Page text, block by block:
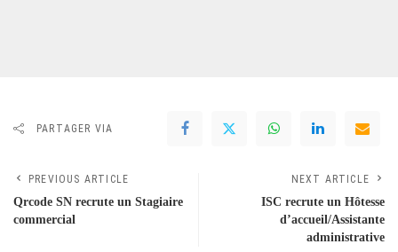
PARTAGER VIA
PREVIOUS ARTICLE
Qrcode SN recrute un Stagiaire
commercial
NEXT ARTICLE
ISC recrute un Hôtesse
d’accueil/Assistante
administrative